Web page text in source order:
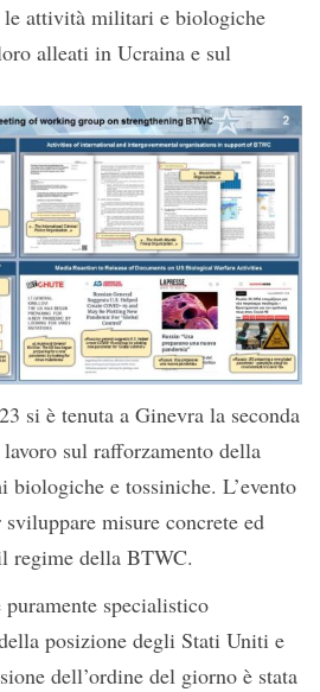
le attività militari e biologiche
alleati in Ucraina e sul
si è tenuta a Ginevra la seconda
sul rafforzamento della
biologiche e tossiniche. L’evento
misure concrete ed
regime della BTWC.
specialistico
posizione degli Stati Uniti e
dell’ordine del giorno è stata